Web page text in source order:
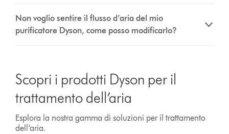
Non voglio sentire il flusso d’aria del mio
purificatore Dyson, come posso modificarlo?
Scopri i prodotti Dyson per il
trattamento dell’aria
Esplora la nostra gamma di soluzioni per il trattamento
dell’aria.